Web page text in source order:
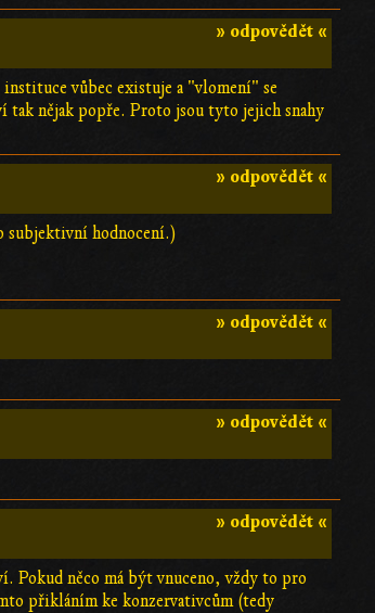
» odpovědět «
vůbec existuje a "vlomení" se
tak nějak popře. Proto jsou tyto jejich snahy
» odpovědět «
subjektivní hodnocení.)
» odpovědět «
» odpovědět «
» odpovědět «
Pokud něco má být vnuceno, vždy to pro
přikláním ke konzervativcům (tedy